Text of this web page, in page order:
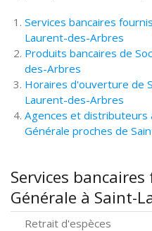
Services bancaires
Laurent-des-Arbres
Produits bancaires de
des-Arbres
Horaires d'ouverture de
Laurent-des-Arbres
Agences et distributeurs
Générale proches de
Services
Générale à Saint-
Retrait d'espèces